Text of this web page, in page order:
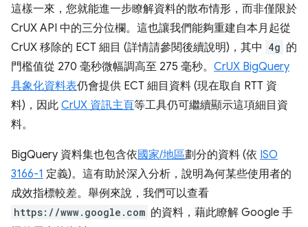
這樣一來，您就能進一步瞭解資料的散布情形，而非僅限於
CrUX API 中的三分位欄。這也讓我們能夠重建自本月起從
CrUX 移除的 ECT 細目 (詳情請參閱後續說明)，其中 4g 的
門檻值從 270 毫秒微幅調高至 275 毫秒。 CrUX BigQuery
具象化資料表仍會提供 ECT 細目資料 (現在取自 RTT 資
料)，因此 CrUX 資訊主頁等工具仍可繼續顯示這項細目資
料。
BigQuery 資料集也包含依國家/地區劃分的資料 (依 ISO
3166-1 定義)。這有助於深入分析，說明為何某些使用者的
成效指標較差。舉例來說，我們可以查看
https://www.google.com 的資料，藉此瞭解 Google 手